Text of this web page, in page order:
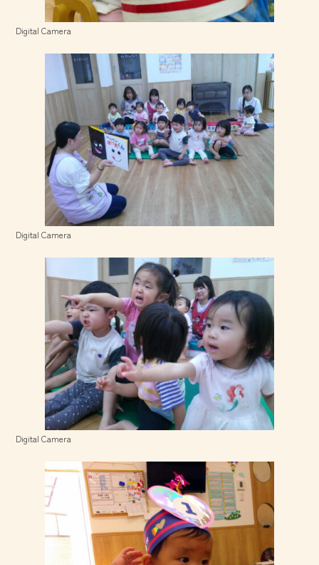
Digital Camera
Digital Camera
Digital Camera